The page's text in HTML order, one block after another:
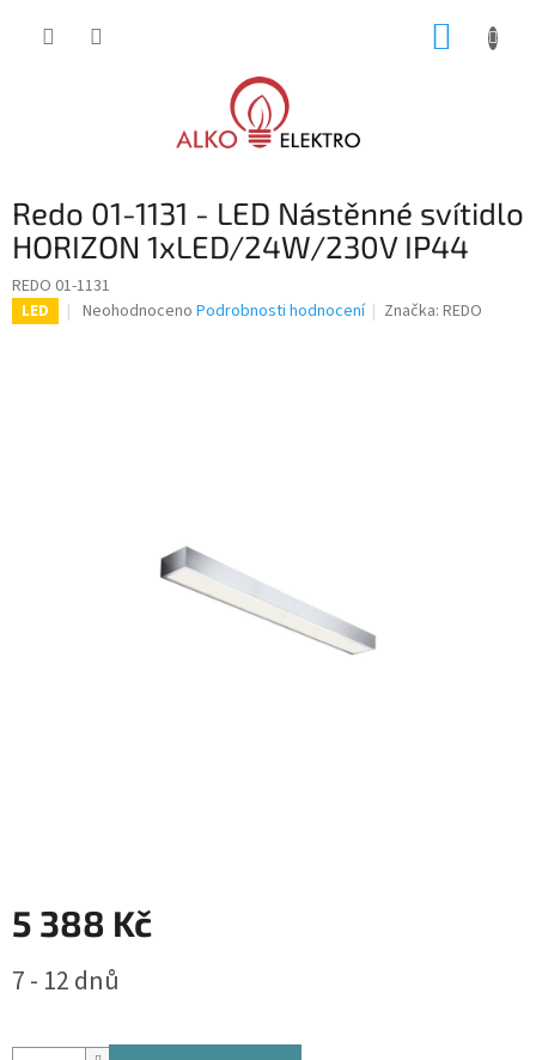
Redo 01-1131 - LED Nástěnné svítidlo
HORIZON 1xLED/24W/230V IP44
REDO 01-1131
LED
Průměrné
Neohodnoceno Podrobnosti hodnocení Značka:REDO
5 388 Kč
cena:
7 - 12 dnů